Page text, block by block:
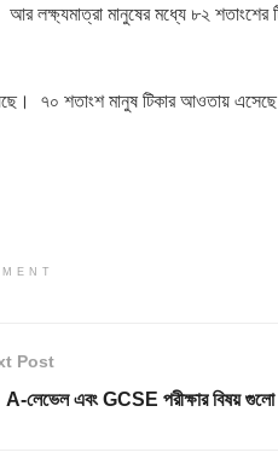
লক্ষ্যমাত্রা মানুষের মধ্যে ৮২ শতাংশের
৭০ শতাংশ মানুষ টিকার আওতায়
Post
A-লেভেল এবং GCSE পরীক্ষার বিষয় গুলো